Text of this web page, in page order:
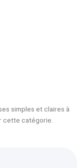
simples et claires à
cette catégorie.